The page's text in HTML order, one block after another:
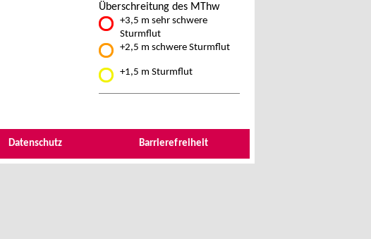
Überschreitung des MThw
+3,5 m sehr schwere
Sturmflut
+2,5 m schwere Sturmflut
+1,5 m Sturmflut
Datenschutz Barrierefreiheit